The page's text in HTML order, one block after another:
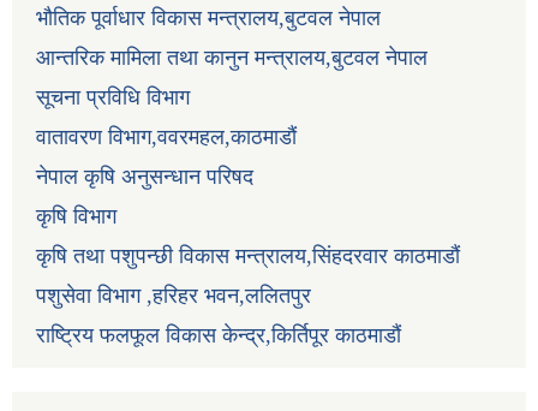
भौतिक पूर्वाधार विकास मन्त्रालय,बुटवल नेपाल
आन्तरिक मामिला तथा कानुन मन्त्रालय,बुटवल नेपाल
सूचना प्रविधि विभाग
वातावरण विभाग,ववरमहल,काठमाडौं
नेपाल कृषि अनुसन्धान परिषद
कृषि विभाग
कृषि तथा पशुपन्छी विकास मन्त्रालय,सिंहदरवार काठमाडौं
पशुसेवा विभाग ,हरिहर भवन,ललितपुर
राष्ट्रिय फलफूल विकास केन्द्र,किर्तिपूर काठमाडौं